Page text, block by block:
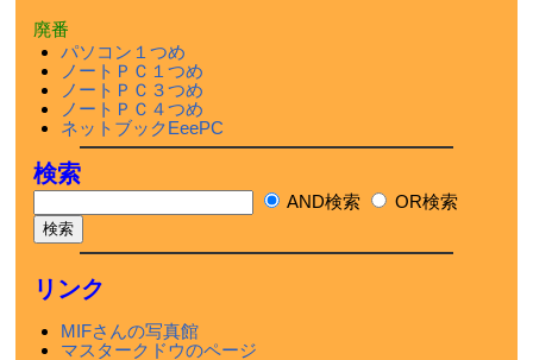
廃番
パソコン１つめ
ノートＰＣ１つめ
ノートＰＣ３つめ
ノートＰＣ４つめ
ネットブックEeePC
検索
AND検索 OR検索
リンク
MIFさんの写真館
マスタークドウのページ